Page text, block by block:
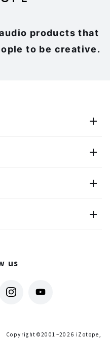
products that
to be creative.
us
Copyright©2001–2026 iZotope,